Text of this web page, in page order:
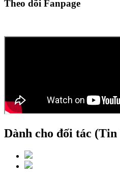
Theo dõi Fanpage
Dành cho đối tác